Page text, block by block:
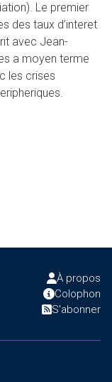
Le premier
des taux d’interet
avec Jean-
a moyen terme
les crises
À propos
Colophon
S'abonner